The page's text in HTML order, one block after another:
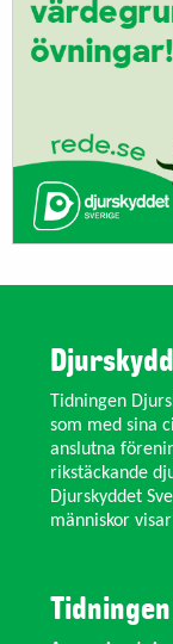
Tidningen
som med sina
anslutna
rikstäckande
Djurskyddet
människor